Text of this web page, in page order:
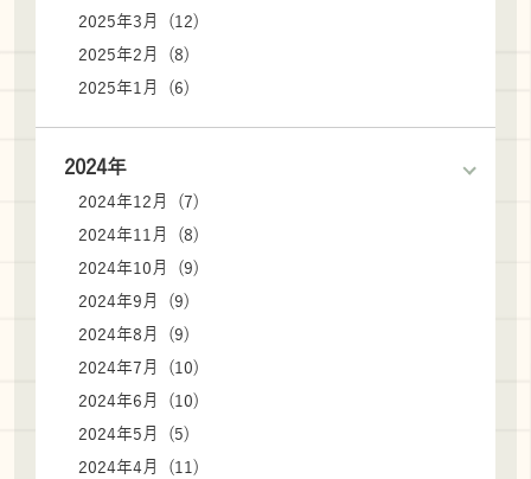
2025年3月 (12)
2025年2月 (8)
2025年1月 (6)
2024年
2024年12月 (7)
2024年11月 (8)
2024年10月 (9)
2024年9月 (9)
2024年8月 (9)
2024年7月 (10)
2024年6月 (10)
2024年5月 (5)
2024年4月 (11)